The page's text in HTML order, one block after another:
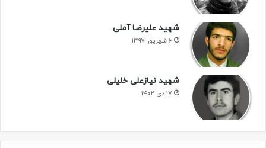
شهید علیرضا آملی
۶ شهریور ۱۳۹۷
شهید نیازعلی خلیلی
۱۷ دی ۱۴۰۲